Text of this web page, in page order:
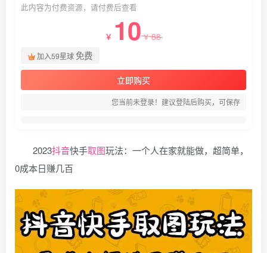
此内容为付费资源，请付费后查看
￥ 10￥88
加入59星球免费
立即购买
您当前未登录！建议登陆后购买，可保存
2023抖音快手取图玩法：一个人在家就能做，超简单，
0成本日赚几百